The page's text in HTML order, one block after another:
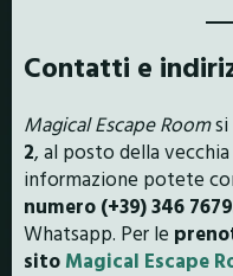
Contatti e
Magical Escape Roomsi
2, al posto della vecchia
informazione potete
numero (+39) 346
Whatsapp. Per le
sito Magical Escape